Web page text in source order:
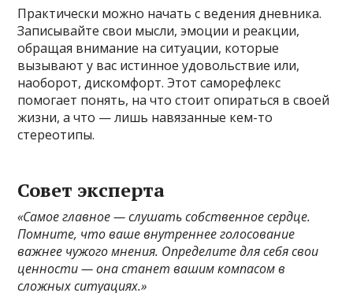
Практически можно начать с ведения дневника.
Записывайте свои мысли, эмоции и реакции,
обращая внимание на ситуации, которые
вызывают у вас истинное удовольствие или,
наоборот, дискомфорт. Этот саморефлекс
помогает понять, на что стоит опираться в своей
жизни, а что — лишь навязанные кем-то
стереотипы.
Совет эксперта
«Самое главное — слушать собственное сердце.
Помните, что ваше внутреннее голосование
важнее чужого мнения. Определите для себя свои
ценности — она станет вашим компасом в
сложных ситуациях.»